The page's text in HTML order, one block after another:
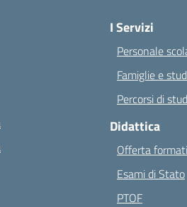
I Servizi
Personale
Famiglie e
Percorsi di
Didattica
Offerta
Esami di Stato
PTOF